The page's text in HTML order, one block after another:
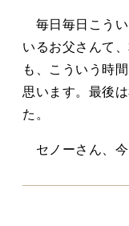
毎日毎日こうい
いるお父さんて
も、こういう時
思います。最後
た。
セノーさん、今